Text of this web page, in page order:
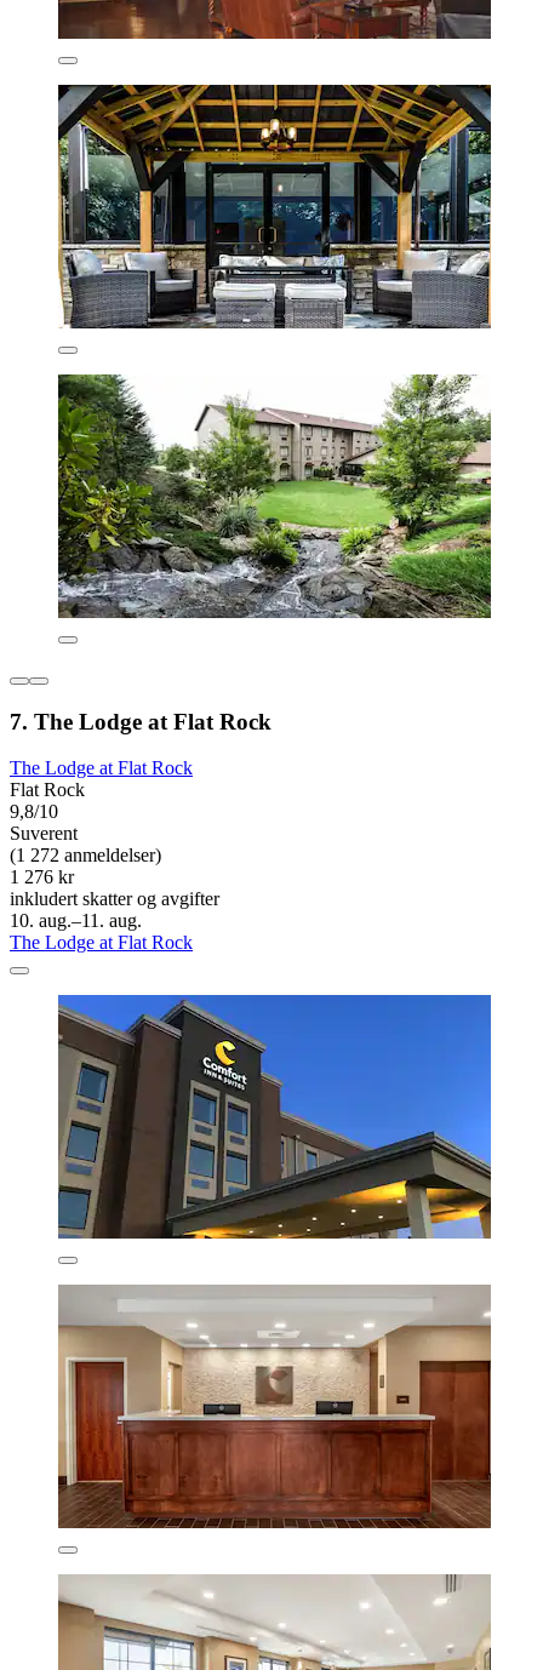
7. The Lodge at Flat Rock
The Lodge at Flat Rock
Flat Rock
9,8/10
Suverent
(1 272 anmeldelser)
1 276 kr
inkludert skatter og avgifter
10. aug.–11. aug.
The Lodge at Flat Rock